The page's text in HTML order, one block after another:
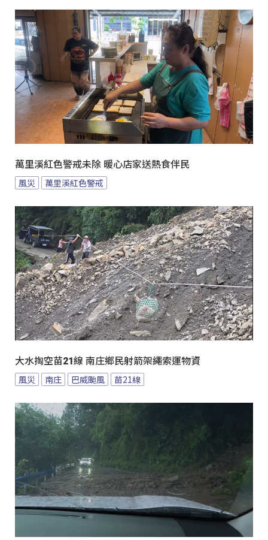
萬里溪紅色警戒未除 暖心店家送熱食伴民
風災 萬里溪紅色警戒
大水掏空苗21線 南庄鄉民射箭架繩索運物資
風災 南庄 巴威颱風 苗21線